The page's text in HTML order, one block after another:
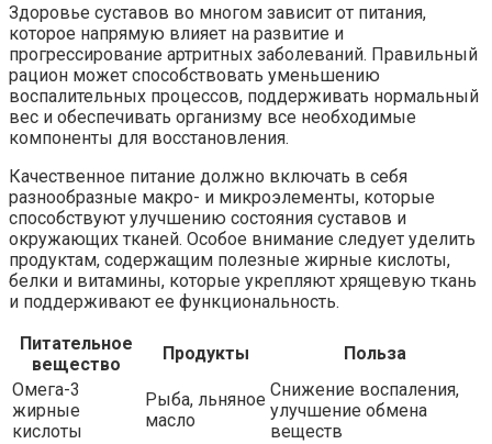
Здоровье суставов во многом зависит от питания,
которое напрямую влияет на развитие и
прогрессирование артритных заболеваний. Правильный
рацион может способствовать уменьшению
воспалительных процессов, поддерживать нормальный
вес и обеспечивать организму все необходимые
компоненты для восстановления.
Качественное питание должно включать в себя
разнообразные макро- и микроэлементы, которые
способствуют улучшению состояния суставов и
окружающих тканей. Особое внимание следует уделить
продуктам, содержащим полезные жирные кислоты,
белки и витамины, которые укрепляют хрящевую ткань
и поддерживают ее функциональность.
Питательное
вещество
Продукты
Польза
Омега-3
жирные
кислоты
Рыба, льняное
масло
Снижение воспаления,
улучшение обмена
веществ